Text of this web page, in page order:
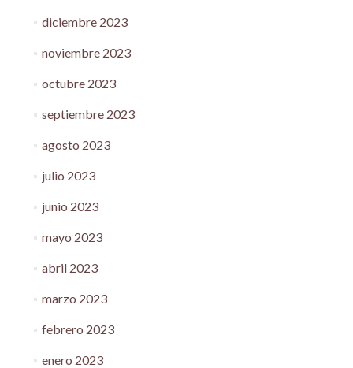
diciembre 2023
noviembre 2023
octubre 2023
septiembre 2023
agosto 2023
julio 2023
junio 2023
mayo 2023
abril 2023
marzo 2023
febrero 2023
enero 2023